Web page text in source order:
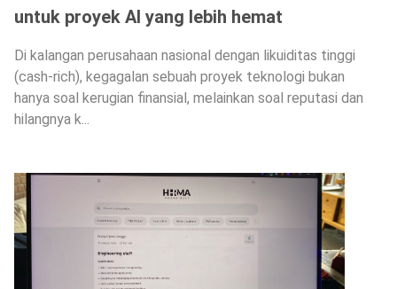
untuk proyek AI yang lebih hemat
Di kalangan perusahaan nasional dengan likuiditas tinggi
(cash-rich), kegagalan sebuah proyek teknologi bukan
hanya soal kerugian finansial, melainkan soal reputasi dan
hilangnya k...